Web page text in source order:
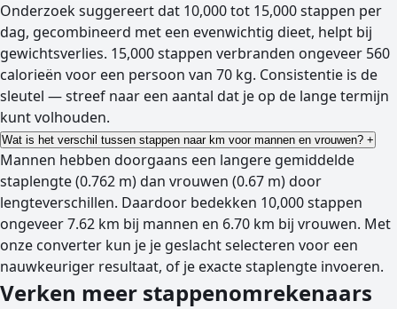
Onderzoek suggereert dat 10,000 tot 15,000 stappen per
dag, gecombineerd met een evenwichtig dieet, helpt bij
gewichtsverlies. 15,000 stappen verbranden ongeveer 560
calorieën voor een persoon van 70 kg. Consistentie is de
sleutel — streef naar een aantal dat je op de lange termijn
kunt volhouden.
Wat is het verschil tussen stappen naar km voor mannen en vrouwen? +
Mannen hebben doorgaans een langere gemiddelde
staplengte (0.762 m) dan vrouwen (0.67 m) door
lengteverschillen. Daardoor bedekken 10,000 stappen
ongeveer 7.62 km bij mannen en 6.70 km bij vrouwen. Met
onze converter kun je je geslacht selecteren voor een
nauwkeuriger resultaat, of je exacte staplengte invoeren.
Verken meer stappenomrekenaars